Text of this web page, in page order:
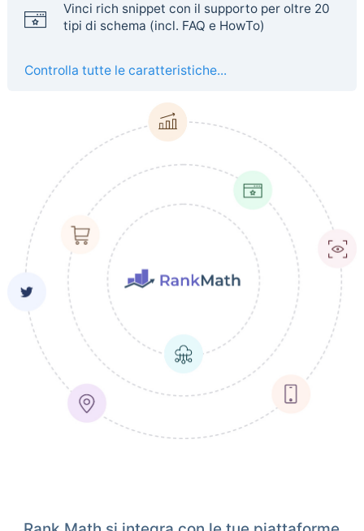
Vinci rich snippet con il supporto per oltre 20
tipi di schema (incl. FAQ e HowTo)
Controlla tutte le caratteristiche...